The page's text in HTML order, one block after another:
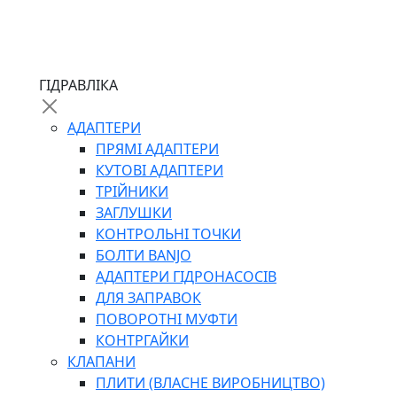
СИЛОВІ
ДРОТЯНІ
ПРУЖИННІ
НЕЙЛОНОВІ
ПРОРЕЗИНЕНІ
АВТОТОВАРИ
АВТОХІМІЯ
ДОМКРАТИ
ГІДРАВЛІКА
АДАПТЕРИ
ПРЯМІ АДАПТЕРИ
КУТОВІ АДАПТЕРИ
ТРІЙНИКИ
ЗАГЛУШКИ
КОНТРОЛЬНІ ТОЧКИ
БОЛТИ BANJO
АДАПТЕРИ ГІДРОНАСОСІВ
ДЛЯ ЗАПРАВОК
ПОВОРОТНІ МУФТИ
КОНТРГАЙКИ
КЛАПАНИ
ПЛИТИ (ВЛАСНЕ ВИРОБНИЦТВО)